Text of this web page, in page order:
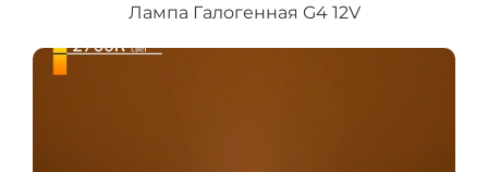
Лампа Галогенная G4 12V